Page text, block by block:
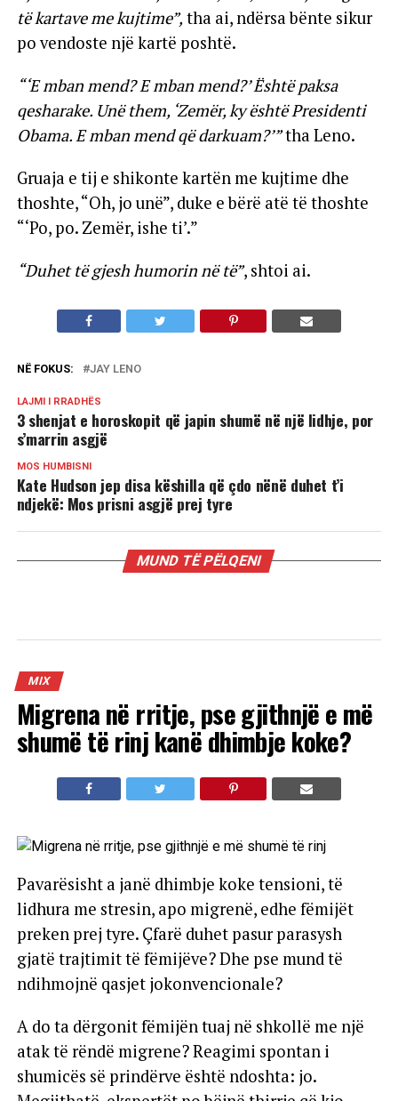
të kartave me kujtime”, tha ai, ndërsa bënte sikur
po vendoste një kartë poshtë.
“‘E mban mend? E mban mend?’ Është paksa
qesharake. Unë them, ‘Zemër, ky është Presidenti
Obama. E mban mend që darkuam?’”tha Leno.
Gruaja e tij e shikonte kartën me kujtime dhe
thoshte, “Oh, jo unë”, duke e bërë atë të thoshte
“‘Po, po. Zemër, ishe ti’.”
“Duhet të gjesh humorin në të”, shtoi ai.
NË FOKUS: JAY LENO
LAJMI I RRADHËS
3 shenjat e horoskopit që japin shumë në një lidhje, por
s’marrin asgjë
MOS HUMBISNI
Kate Hudson jep disa këshilla që çdo nënë duhet t’i
ndjekë: Mos prisni asgjë prej tyre
MUND TË PËLQENI
MIX
Migrena në rritje, pse gjithnjë e më
shumë të rinj kanë dhimbje koke?
Pavarësisht a janë dhimbje koke tensioni, të
lidhura me stresin, apo migrenë, edhe fëmijët
preken prej tyre. Çfarë duhet pasur parasysh
gjatë trajtimit të fëmijëve? Dhe pse mund të
ndihmojnë qasjet jokonvencionale?
A do ta dërgonit fëmijën tuaj në shkollë me një
atak të rëndë migrene? Reagimi spontan i
shumicës së prindërve është ndoshta: jo.